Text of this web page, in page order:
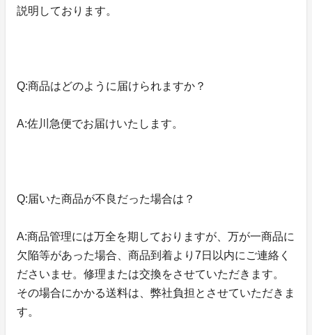
説明しております。
Q:商品はどのように届けられますか？
A:佐川急便でお届けいたします。
Q:届いた商品が不良だった場合は？
A:商品管理には万全を期しておりますが、万が一商品に
欠陥等があった場合、商品到着より7日以内にご連絡く
ださいませ。修理または交換をさせていただきます。
その場合にかかる送料は、弊社負担とさせていただきま
す。